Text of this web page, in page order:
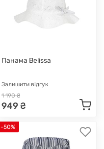
Панама Belissa
Залишити відгук
1 190 ₴
949 ₴
-50%